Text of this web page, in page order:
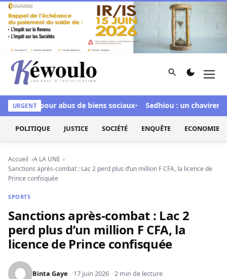
Aller au contenu
Kéwoulo, le premier site d'information et d'investigation
Rechercher
URGENTpour abus de biens sociaux Sedhiou : un chavirement
POLITIQUE JUSTICE SOCIÉTÉ ENQUÊTE ECONOMIE
Accueil
A LA UNE
Sanctions après-combat : Lac 2 perd plus d’un million F CFA, la licence de
Prince confisquée
SPORTS
Sanctions après-combat : Lac 2
perd plus d’un million F CFA, la
licence de Prince confisquée
Binta Gaye 17 juin 2026 2 min de lecture